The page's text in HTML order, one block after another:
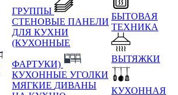
ГРУППЫ
СТЕНОВЫЕ ПАНЕЛИ
ДЛЯ КУХНИ
(КУХОННЫЕ
ФАРТУКИ)
КУХОННЫЕ УГОЛКИ
МЯГКИЕ ДИВАНЫ
БЫТОВАЯ
ТЕХНИКА
ВЫТЯЖКИ
КУХОННАЯ